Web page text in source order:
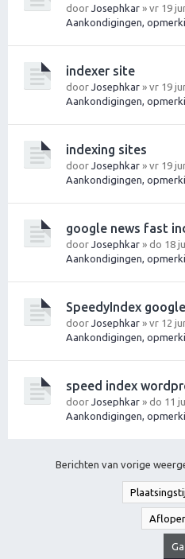
door Josephkar » vr 19
Aankondigingen,
indexer site
door Josephkar » vr 19
Aankondigingen,
indexing sites
door Josephkar » vr 19
Aankondigingen,
google news fast
door Josephkar » do 18
Aankondigingen,
SpeedyIndex
door Josephkar » vr 12
Aankondigingen,
speed index
door Josephkar » do 11
Aankondigingen,
Berichten van vorige